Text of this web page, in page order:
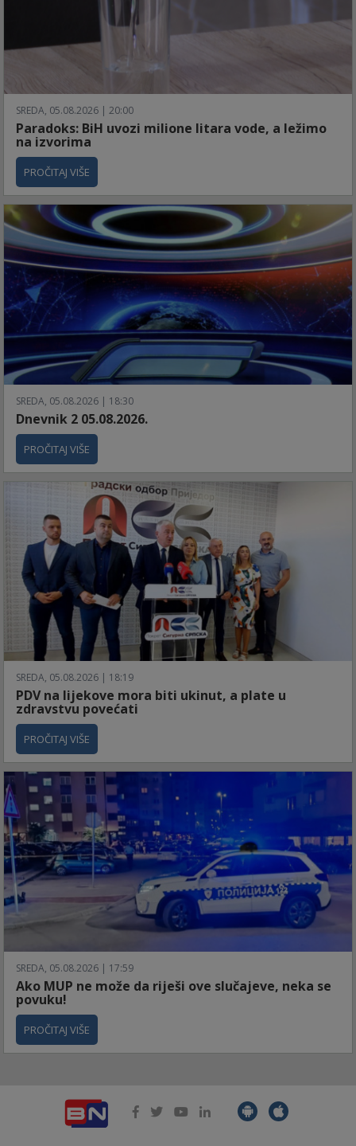
SREDA, 05.08.2026 | 20:00
Paradoks: BiH uvozi milione litara vode, a ležimo
na izvorima
PROČITAJ VIŠE
SREDA, 05.08.2026 | 18:30
Dnevnik 2 05.08.2026.
PROČITAJ VIŠE
SREDA, 05.08.2026 | 18:19
PDV na lijekove mora biti ukinut, a plate u
zdravstvu povećati
PROČITAJ VIŠE
SREDA, 05.08.2026 | 17:59
Ako MUP ne može da riješi ove slučajeve, neka se
povuku!
PROČITAJ VIŠE